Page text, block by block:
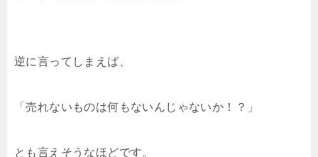
逆に言ってしまえば、
「売れないものは何もないんじゃないか！？」
とも言えそうなほどです。